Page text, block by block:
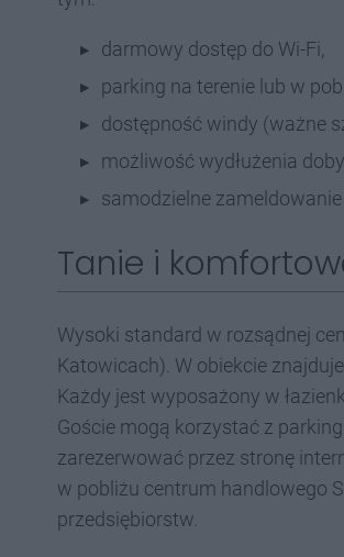
darmowy dostęp do Wi-Fi,
parking na terenie lub w
dostępność windy (ważne
możliwość wydłużenia
samodzielne
Tanie i
Wysoki standard w rozsądnej
Katowicach). W obiekcie
Każdy jest wyposażony w
Goście mogą korzystać z
zarezerwować przez stronę
w pobliżu centrum handlowego
przedsiębiorstw.